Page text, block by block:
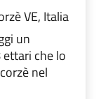
VE, Italia
un
che lo
nel